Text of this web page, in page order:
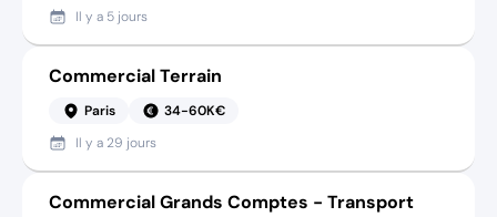
Il y a 5 jours
Commercial Terrain
Paris
34-60K€
Il y a 29 jours
Commercial Grands Comptes - Transport